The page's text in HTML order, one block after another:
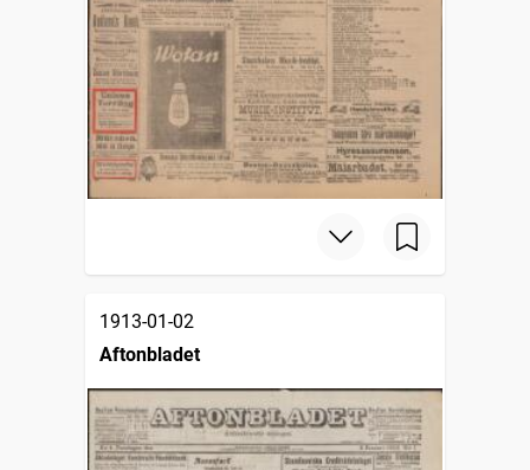
1913-01-02
Aftonbladet